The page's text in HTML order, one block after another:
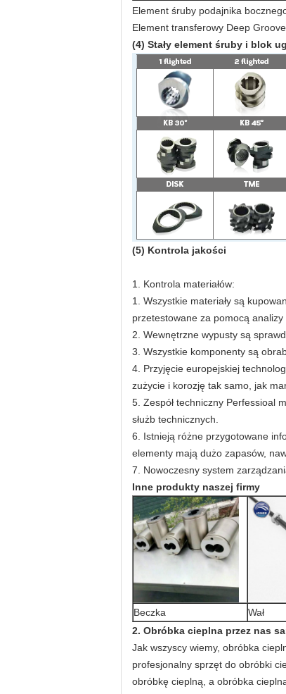
Element śruby podajnika
Element transferowy Deep
(4) Stały element śruby i blok
(5) Kontrola jakości
1. Kontrola materiałów:
1. Wszystkie materiały są
przetestowane za pomocą
2. Wewnętrzne wypusty są
3. Wszystkie komponenty są
4. Przyjęcie europejskiej
zużycie i korozję tak samo, jak
5. Zespół techniczny Perfessioal
służb technicznych.
6. Istnieją różne przygotowane
elementy mają dużo zapasów,
7. Nowoczesny system
Inne produkty naszej firmy
Beczka Wał
2. Obróbka cieplna przez nas
Jak wszyscy wiemy, obróbka
profesjonalny sprzęt do obróbki
obróbkę cieplną, a obróbka